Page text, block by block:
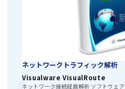
ネットワークトラフィック解析
Visualware VisualRoute
ネットワーク接続経路解析 ソフトウェア